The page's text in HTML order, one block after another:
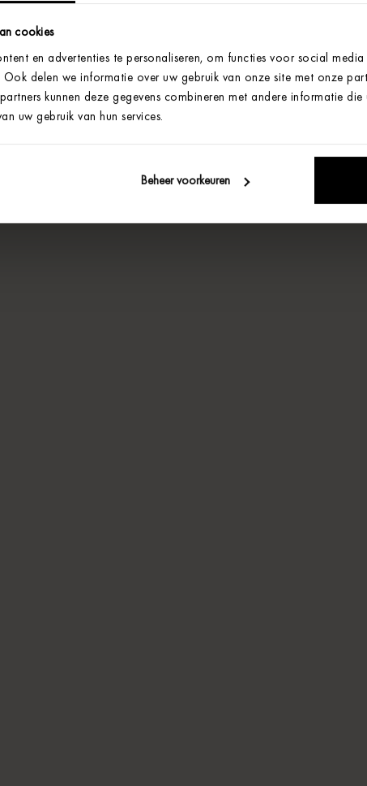
cookies
en advertenties te personaliseren, om functies voor social
Ook delen we informatie over uw gebruik van onze site met onze
kunnen deze gegevens combineren met andere informatie
uw gebruik van hun services.
Beheer voorkeuren